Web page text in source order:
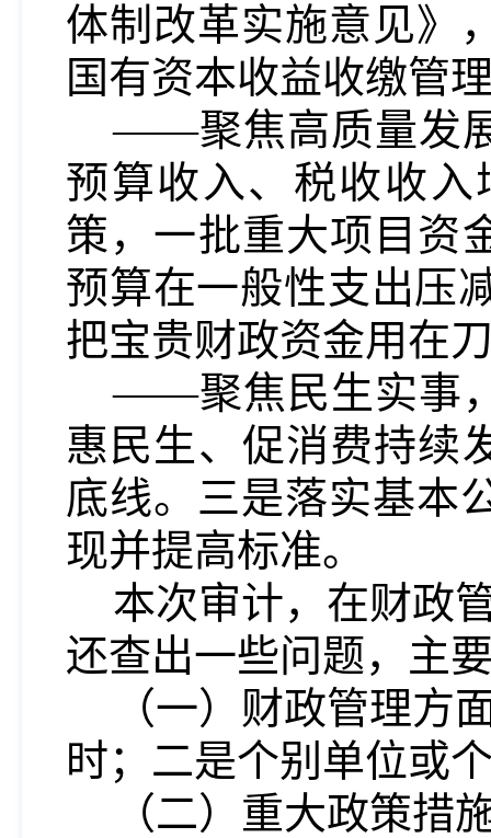
体制改革实施意见》
国有资本收益收缴管
——聚焦高质量发
预算收入、税收收
策，一批重大项目资
预算在一般性支出压
把宝贵财政资金用在
——聚焦民生实事
惠民生、促消费持续
底线。三是落实基本
现并提高标准。
本次审计，在财政
还查出一些问题，主
（一）财政管理方
时；二是个别单位或
（二）重大政策措